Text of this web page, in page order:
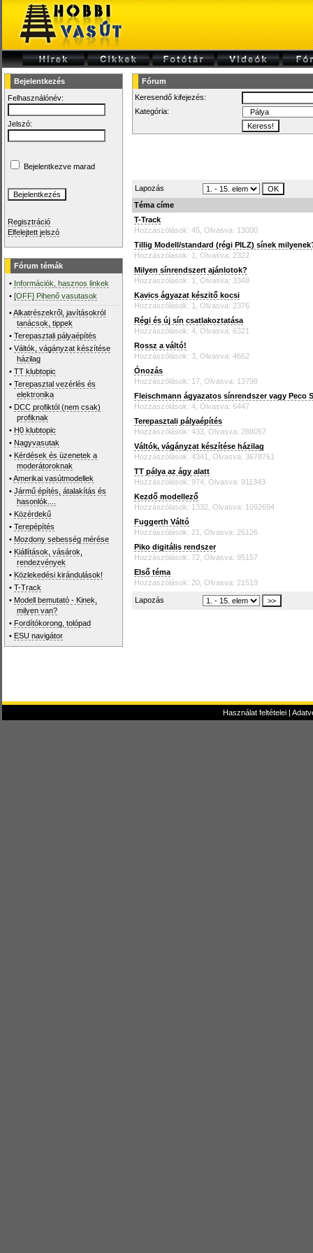
Bejelentkezés
Felhasználónév:
Jelszó:
Bejelentkezve marad
Regisztráció
Elfelejtett jelszó
Fórum témák
• Információk, hasznos linkek
•[OFF] Pihenő vasutasok
•Alkatrészekről, javításokról
tanácsok, tippek
•Terepasztali pályaépítés
•Váltók, vágányzat készítése
házilag
•TT klubtopic
•Terepasztal vezérlés és
elektronika
• DCC profiktól (nem csak)
profiknak
• H0 klubtopic
• Nagyvasutak
• Kérdések és üzenetek a
moderátoroknak
•Amerikai vasútmodellek
•Jármű építés, átalakítás és
hasonlók....
• Közérdekű
•Terepépítés
• Mozdony sebesség mérése
• Kiállítások, vásárok,
rendezvények
• Közlekedési kirándulások!
•T-Track
• Modell bemutató - Kinek,
milyen van?
• Fordítókorong, tolópad
• ESU navigátor
Fórum
Keresendő kifejezés:
Kategória:
Lapozás
Téma címe
T-Track
Hozzászólások: 45, Olvasva: 13000
Tillig Modell/standard (régi PILZ) sínek
Hozzászólások: 1, Olvasva: 2322
Milyen sínrendszert ajánlotok?
Hozzászólások: 1, Olvasva: 3348
Kavics ágyazat készitő kocsi
Hozzászólások: 1, Olvasva: 2376
Régi és új sín csatlakoztatása
Hozzászólások: 4, Olvasva: 6321
Rossz a váltó!
Hozzászólások: 3, Olvasva: 4662
Ónozás
Hozzászólások: 17, Olvasva: 13798
Fleischmann ágyazatos sínrendszer vagy Peco
Hozzászólások: 4, Olvasva: 6447
Terepasztali pályaépítés
Hozzászólások: 433, Olvasva: 288057
Váltók, vágányzat készítése házilag
Hozzászólások: 4341, Olvasva: 3678761
TT pálya az ágy alatt
Hozzászólások: 974, Olvasva: 911343
Kezdő modellező
Hozzászólások: 1332, Olvasva: 1092694
Fuggerth Váltó
Hozzászólások: 21, Olvasva: 26126
Piko digitális rendszer
Hozzászólások: 72, Olvasva: 95157
Első téma
Hozzászólások: 20, Olvasva: 21519
Lapozás
Használat feltételei|